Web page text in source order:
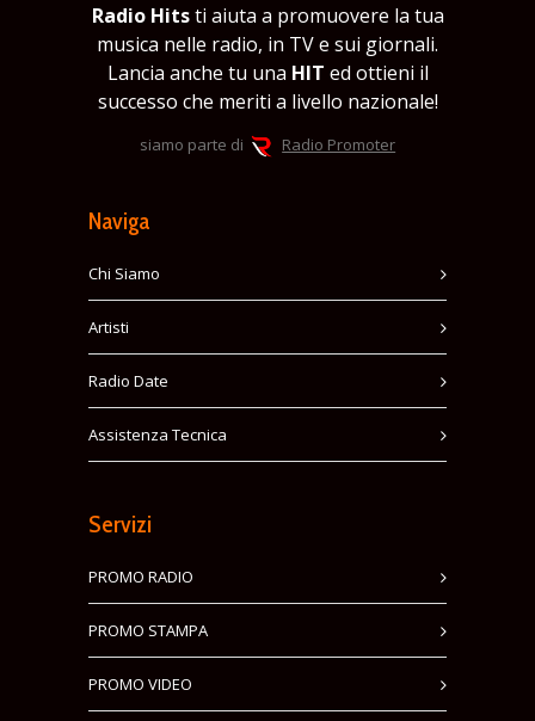
Radio Hitsti aiuta a promuovere la tua
musica nelle radio, in TV e sui giornali.
Lancia anche tu una HIT ed ottieni il
successo che meriti a livello nazionale!
siamo parte di Radio Promoter
Naviga
Chi Siamo
Artisti
Radio Date
Assistenza Tecnica
Servizi
PROMO RADIO
PROMO STAMPA
PROMO VIDEO